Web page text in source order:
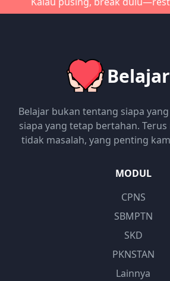
Belajar bukan tentang siapa
siapa yang tetap bertahan.
tidak masalah, yang penting
MODUL
CPNS
SBMPTN
SKD
PKNSTAN
Lainnya